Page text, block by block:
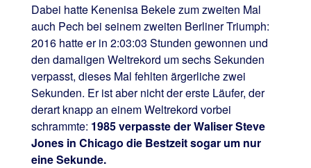
Dabei hatte Kenenisa Bekele zum zweiten Mal
auch Pech bei seinem zweiten Berliner Triumph:
2016 hatte er in 2:03:03 Stunden gewonnen und
den damaligen Weltrekord um sechs Sekunden
verpasst, dieses Mal fehlten ärgerliche zwei
Sekunden. Er ist aber nicht der erste Läufer, der
derart knapp an einem Weltrekord vorbei
schrammte: 1985 verpasste der Waliser Steve
Jones in Chicago die Bestzeit sogar um nur
eine Sekunde.